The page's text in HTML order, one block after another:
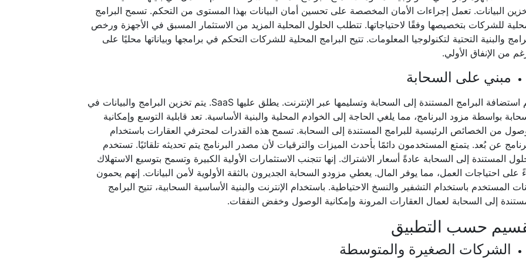
البيانات. تعمل إجراءات الأمان المخصصة على تحسين أمان البيانات بهذا المستوى من التحكم. تسمح البرامج
للشركات بتخصيصها وفقًا لاحتياجاتها. تتطلب الحلول المحلية المزيد من الاستثمار المسبق في الأجهزة ورخص
والبنية التحتية لتكنولوجيا المعلومات. تتيح البرامج المحلية للشركات التحكم في برامجها وبياناتها محليًا على
من الإنفاق الأولي.
مبني على السحابة
يتم استضافة البرامج المستندة إلى السحابة وتسليمها عبر الإنترنت. يطلق عليها SaaS. يتم تخزين البرامج والبيانات في
بواسطة مزود البرنامج، مما يلغي الحاجة إلى الخوادم المحلية والبنية الأساسية. تعد قابلية التوسع وإمكانية
من الخصائص الرئيسية للبرامج المستندة إلى السحابة. تسمح هذه القدرات لمحترفي العقارات باستخدام
عن بُعد. يتمتع المستخدمون دائمًا بأحدث الميزات والترقيات لأن مصدر البرنامج يتم تحديثه تلقائيًا. تستخدم
المستندة إلى السحابة عادةً أسعار الاشتراك. إنها تتجنب الاستثمارات الأولية الكبيرة وتسمح بتوسيع الاستهلاك
على احتياجات العمل، مما يوفر المال. يعطي مزودو السحابة الجديرون بالثقة الأولوية لأمن البيانات. إنهم يحمون
المستخدم باستخدام التشفير والنسخ الاحتياطية. باستخدام الإنترنت والبنية الأساسية السحابية، تتيح البرامج
إلى السحابة لعمال العقارات المرونة وإمكانية الوصول وخفض النفقات.
حسب التطبيق
الشركات الصغيرة والمتوسطة